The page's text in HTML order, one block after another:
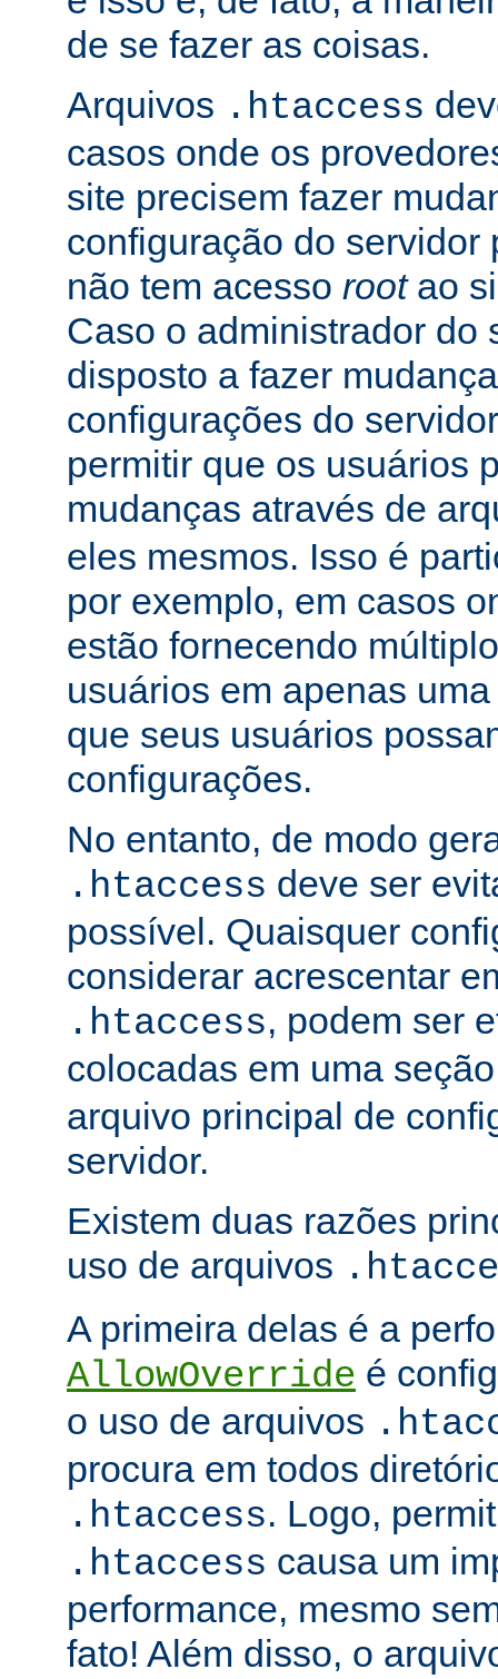
de se fazer as coisas.
Arquivos .htaccess
casos onde os
site precisem fazer
configuração do servidor
não tem acesso rootao
Caso o administrador do
disposto a fazer
configurações do
permitir que os usuários
mudanças através de
eles mesmos. Isso é
por exemplo, em casos
estão fornecendo
usuários em apenas
que seus usuários
configurações.
No entanto, de modo
.htaccess deve ser
possível. Quaisquer
considerar acrescentar
.htaccess, podem ser
colocadas em uma
arquivo principal de
servidor.
Existem duas razões
uso de arquivos
A primeira delas é a
AllowOverride é
o uso de arquivos
procura em todos
.htaccess. Logo,
.htaccess causa um
performance, mesmo
fato! Além disso, o